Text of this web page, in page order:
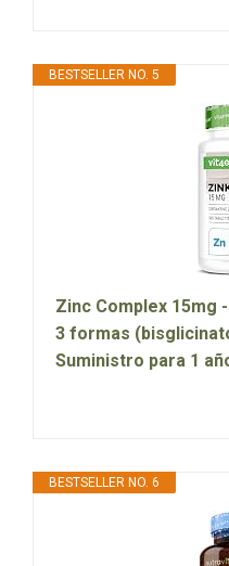
BESTSELLER NO. 5
Zinc Complex 15mg
3 formas
Suministro para 1
BESTSELLER NO. 6